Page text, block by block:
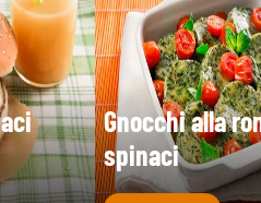
Gnocchi alla
spinaci